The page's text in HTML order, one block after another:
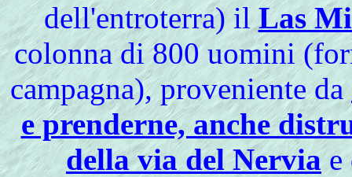
dell'entroterra) ilLas
colonna di 800 uomini
campagna), proveniente da
e prenderne, anche
della via del Nerviae